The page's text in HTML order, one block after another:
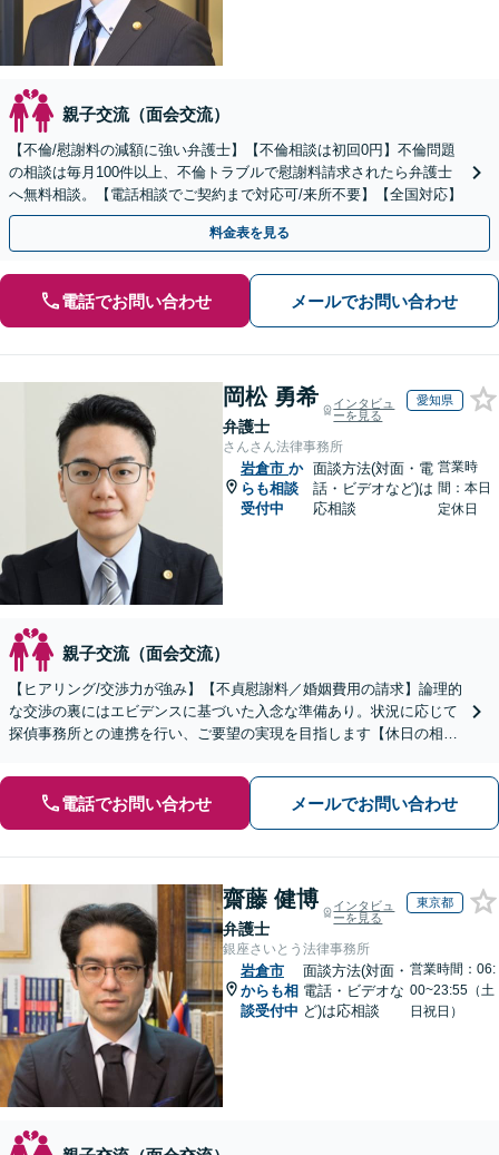
親子交流（面会交流）
【不倫/慰謝料の減額に強い弁護士】【不倫相談は初回0円】不倫問題
の相談は毎月100件以上、不倫トラブルで慰謝料請求されたら弁護士
へ無料相談。【電話相談でご契約まで対応可/来所不要】【全国対応】
料金表を見る
電話でお問い合わせ メールでお問い合わせ
岡松 勇希
弁護士
インタビュ
ーを見る
愛知県
さんさん法律事務所
岩倉市 か
らも相談
受付中
面談方法(対面・電
話・ビデオなど)は
応相談
営業時
間：本日
定休日
親子交流（面会交流）
【ヒアリング/交渉力が強み】【不貞慰謝料／婚姻費用の請求】論理的
な交渉の裏にはエビデンスに基づいた入念な準備あり。状況に応じて
探偵事務所との連携を行い、ご要望の実現を目指します【休日の相談
電話でお問い合わせ メールでお問い合わせ
齋藤 健博
弁護士
インタビュ
ーを見る
東京都
銀座さいとう法律事務所
岩倉市
からも相
談受付中
面談方法(対面・
電話・ビデオな
ど)は応相談
営業時間：06:
00~23:55（土
日祝日）